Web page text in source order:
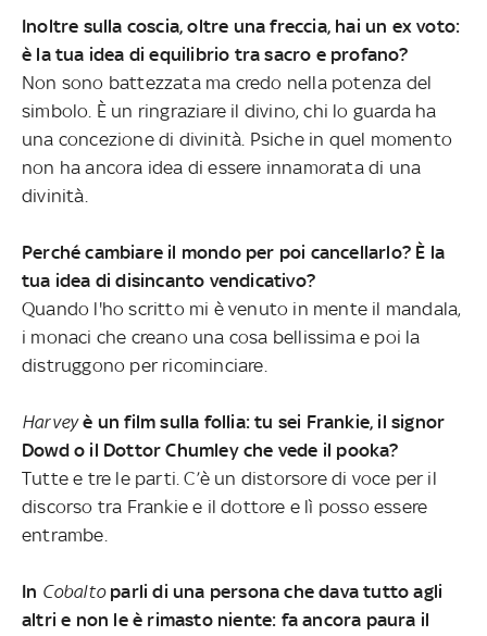
Inoltre sulla coscia, oltre una freccia, hai un ex voto:
è la tua idea di equilibrio tra sacro e profano?
Non sono battezzata ma credo nella potenza del
simbolo. È un ringraziare il divino, chi lo guarda ha
una concezione di divinità. Psiche in quel momento
non ha ancora idea di essere innamorata di una
divinità.
Perché cambiare il mondo per poi cancellarlo? È la
tua idea di disincanto vendicativo?
Quando l'ho scritto mi è venuto in mente il mandala,
i monaci che creano una cosa bellissima e poi la
distruggono per ricominciare.
Harveyè un film sulla follia: tu sei Frankie, il signor
Dowd o il Dottor Chumley che vede il pooka?
Tutte e tre le parti. C’è un distorsore di voce per il
discorso tra Frankie e il dottore e lì posso essere
entrambe.
In Cobaltoparli di una persona che dava tutto agli
altri e non le è rimasto niente: fa ancora paura il